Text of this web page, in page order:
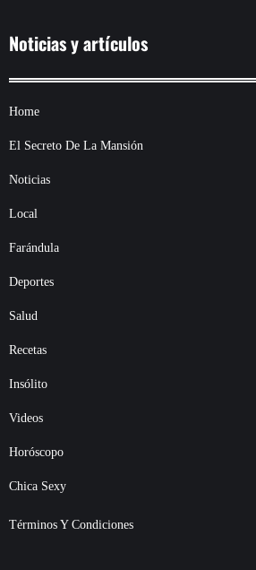
Noticias y artículos
Home
El Secreto De La Mansión
Noticias
Local
Farándula
Deportes
Salud
Recetas
Insólito
Videos
Horóscopo
Chica Sexy
Términos Y Condiciones